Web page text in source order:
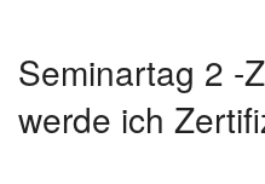
Seminartag 2 -
werde ich